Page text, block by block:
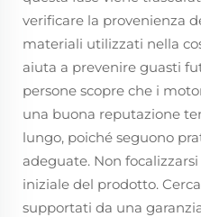
verificare la provenienza
materiali utilizzati nella
aiuta a prevenire guasti
persone scopre che i
una buona reputazione
lungo, poiché seguono
adeguate. Non
iniziale del prodotto.
supportati da una